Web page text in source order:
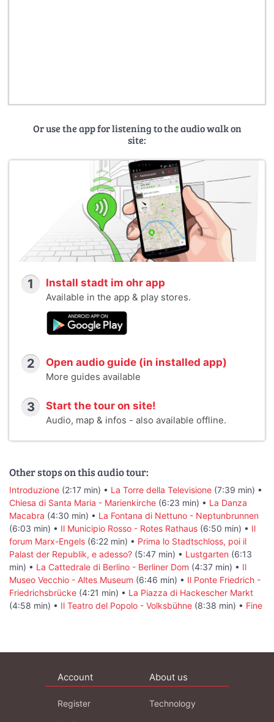
Or use the app for listening to the audio walk on
site:
1 Install stadt im ohr app
Available in the app & play stores.
2 Open audio guide (in installed app)
More guides available
3 Start the tour on site!
Audio, map & infos - also available offline.
Other stops on this audio tour:
Introduzione (2:17 min) • La Torre della Televisione (7:39 min) •
Chiesa di Santa Maria - Marienkirche (6:23 min) • La Danza
Macabra (4:30 min) • La Fontana di Nettuno - Neptunbrunnen
(6:03 min) • Il Municipio Rosso - Rotes Rathaus (6:50 min) • Il
forum Marx-Engels (6:22 min) • Prima lo Stadtschloss, poi il
Palast der Republik, e adesso? (5:47 min) • Lustgarten (6:13
min) • La Cattedrale di Berlino - Berliner Dom (4:37 min) • Il
Museo Vecchio - Altes Museum (6:46 min) • Il Ponte Friedrich -
Friedrichsbrücke (4:21 min) • La Piazza di Hackescher Markt
(4:58 min) • Il Teatro del Popolo - Volksbühne (8:38 min) • Fine
Account
Register
About us
Technology